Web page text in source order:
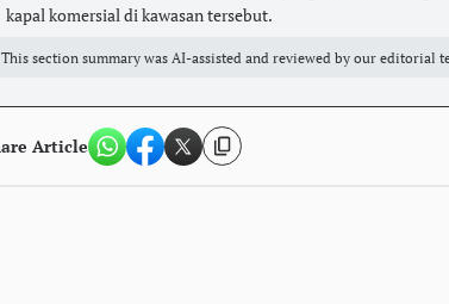
kapal komersial di kawasan tersebut.
This section summary was AI-assisted and reviewed by our editorial
Article